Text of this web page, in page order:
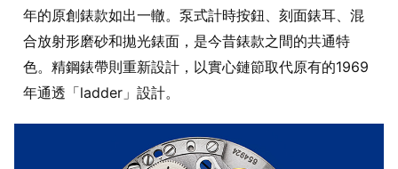
年的原創錶款如出一轍。泵式計時按鈕、刻面錶耳、混
合放射形磨砂和拋光錶面，是今昔錶款之間的共通特
色。精鋼錶帶則重新設計，以實心鏈節取代原有的1969
年通透「ladder」設計。